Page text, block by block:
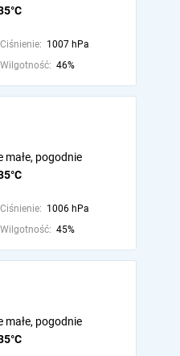
Ciśnienie: 1007 hPa
Wilgotność: 46%
małe, pogodnie
Ciśnienie: 1006 hPa
Wilgotność: 45%
małe, pogodnie